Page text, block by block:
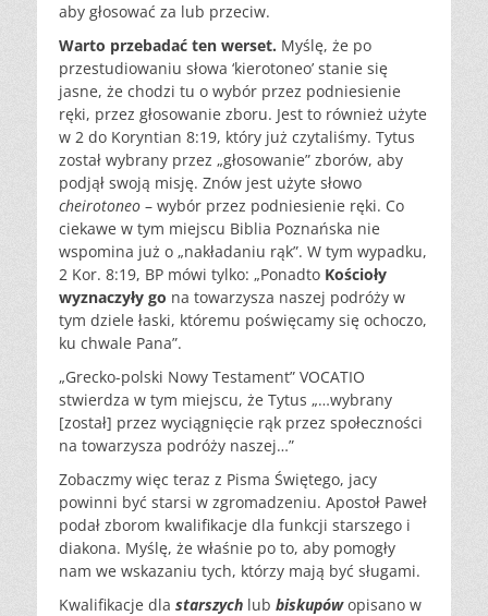
aby głosować za lub przeciw.
Warto przebadać ten werset. Myślę, że po
przestudiowaniu słowa ‘kierotoneo’ stanie się
jasne, że chodzi tu o wybór przez podniesienie
ręki, przez głosowanie zboru. Jest to również użyte
w 2 do Koryntian 8:19, który już czytaliśmy. Tytus
został wybrany przez „głosowanie” zborów, aby
podjął swoją misję. Znów jest użyte słowo
cheirotoneo – wybór przez podniesienie ręki. Co
ciekawe w tym miejscu Biblia Poznańska nie
wspomina już o „nakładaniu rąk”. W tym wypadku,
2 Kor. 8:19, BP mówi tylko: „Ponadto Kościoły
wyznaczyły go na towarzysza naszej podróży w
tym dziele łaski, któremu poświęcamy się ochoczo,
ku chwale Pana”.
„Grecko-polski Nowy Testament” VOCATIO
stwierdza w tym miejscu, że Tytus „…wybrany
[został] przez wyciągnięcie rąk przez społeczności
na towarzysza podróży naszej…”
Zobaczmy więc teraz z Pisma Świętego, jacy
powinni być starsi w zgromadzeniu. Apostoł Paweł
podał zborom kwalifikacje dla funkcji starszego i
diakona. Myślę, że właśnie po to, aby pomogły
nam we wskazaniu tych, którzy mają być sługami.
Kwalifikacje dla starszych lub biskupówopisano w